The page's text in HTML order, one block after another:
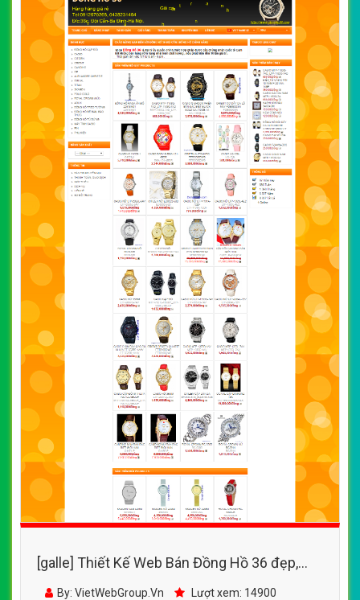
[galle] Thiết Kế Web Bán Đồng Hồ 36 đẹp,
chuyên nghiệp chuẩn SEO
By: VietWebGroup.Vn Lượt xem: 14900